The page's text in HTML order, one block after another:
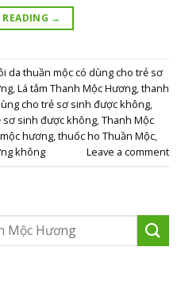
→
da thuần mộc có dùng cho trẻ sơ
,Lá tắm Thanh Mộc Hương,thanh
cho trẻ sơ sinh được không,
sơ sinh được không,Thanh Mộc
hương,thuốc ho Thuần Mộc,
không
Leave a comment